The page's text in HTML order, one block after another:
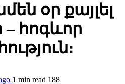
օր քայլել
հոգևոր
1 min read 188